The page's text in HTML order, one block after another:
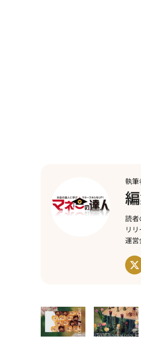
執筆
読者
リ
運営